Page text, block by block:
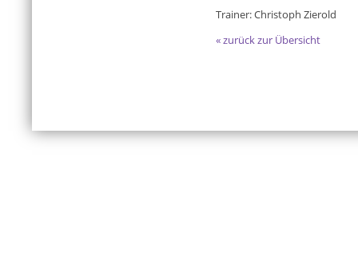
Trainer: Christoph Zierold
« zurück zur Übersicht